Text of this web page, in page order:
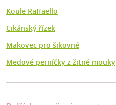
Koule Raffaello
Cikánský řízek
Makovec pro šikovné
Medové perníčky z žitné mouky